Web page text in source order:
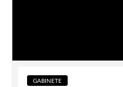
GABINETE